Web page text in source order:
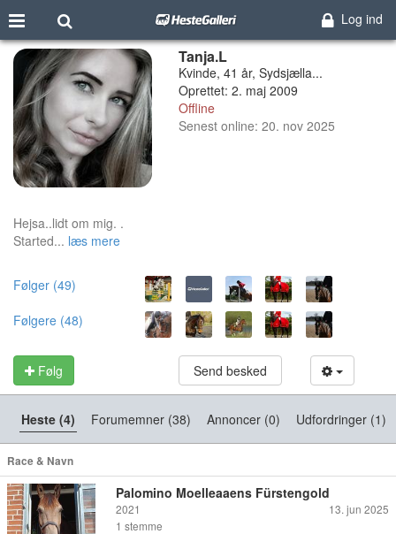
Log ind
Tanja.L
Kvinde, 41 år, Sydsjælla...
Oprettet: 2. maj 2009
Offline
Senest online: 20. nov 2025
Hejsa..lidt om mig. .
Started... læs mere
Følger (49)
Følgere (48)
Følg Send besked
Heste (4) Forumemner (38) Annoncer (0) Udfordringer (1)
Race & Navn
Palomino Moelleaaens Fürstengold
2021
13. jun 2025
1 stemme